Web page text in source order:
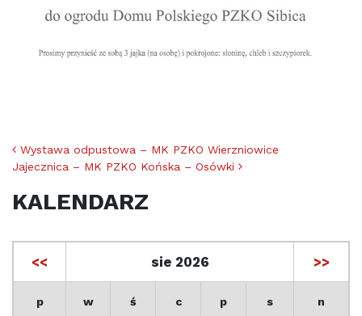
Nawigacja po artykułach
Wystawa odpustowa – MK PZKO Wierzniowice
Jajecznica – MK PZKO Końska – Osówki
KALENDARZ
<< sie 2026 >>
p w ś c p s n